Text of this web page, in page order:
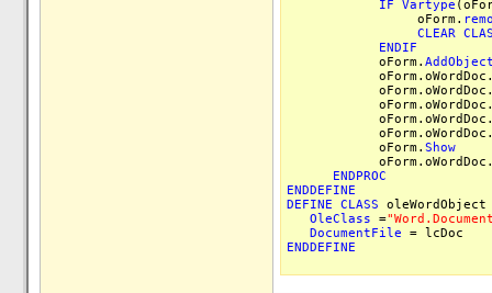
IF
Vartype
oForm.
CLEAR
ENDIF
oForm.
oForm. Show
ENDPROC
ENDDEFINE
DEFINE
CLASS
OleClass =
DocumentFile = lcDoc
ENDDEFINE